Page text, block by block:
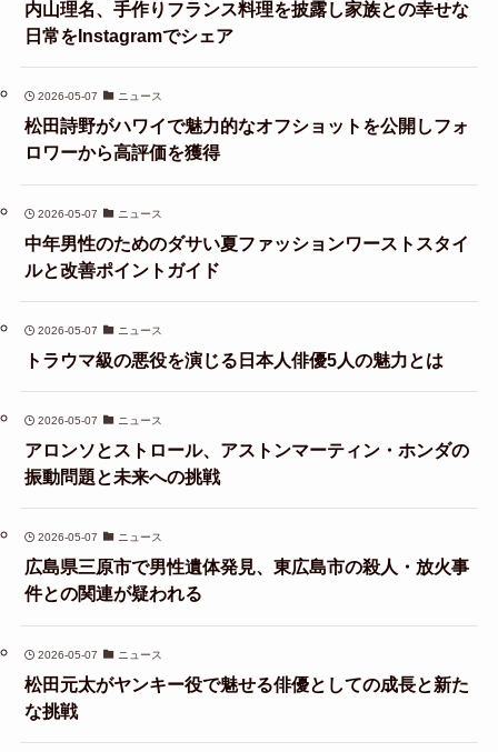
内山理名、手作りフランス料理を披露し家族との幸せな
日常をInstagramでシェア
2026-05-07 ニュース
松田詩野がハワイで魅力的なオフショットを公開しフォ
ロワーから高評価を獲得
2026-05-07 ニュース
中年男性のためのダサい夏ファッションワーストスタイ
ルと改善ポイントガイド
2026-05-07 ニュース
トラウマ級の悪役を演じる日本人俳優5人の魅力とは
2026-05-07 ニュース
アロンソとストロール、アストンマーティン・ホンダの
振動問題と未来への挑戦
2026-05-07 ニュース
広島県三原市で男性遺体発見、東広島市の殺人・放火事
件との関連が疑われる
2026-05-07 ニュース
松田元太がヤンキー役で魅せる俳優としての成長と新た
な挑戦